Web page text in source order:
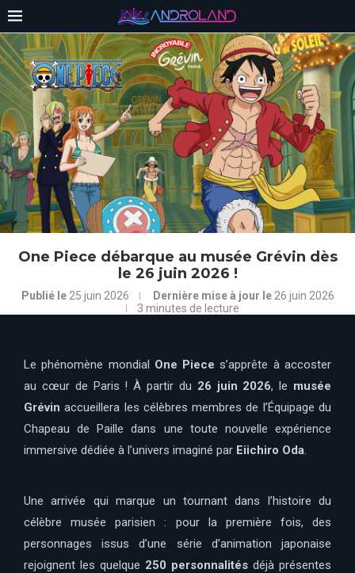
One Piece débarque au musée Grévin dès
le 26 juin 2026 !
Publié le 25 juin 2026 Dernière mise à jour le 26 juin 2026
3 minutes de lecture
Le phénomène mondial One Piece s’apprête à accoster
au cœur de Paris ! À partir du 26 juin 2026, le musée
Grévin accueillera les célèbres membres de l’Équipage du
Chapeau de Paille dans une toute nouvelle expérience
immersive dédiée à l’univers imaginé par Eiichiro Oda
Une arrivée qui marque un tournant dans l’histoire du
célèbre musée parisien : pour la première fois, des
personnages issus d’une série d’animation japonaise
rejoignent les quelque 250 personnalités déjà présentes